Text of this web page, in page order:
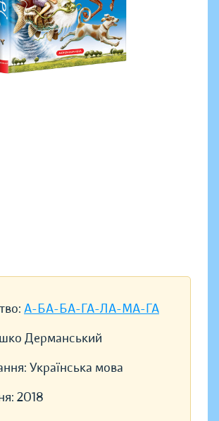
А-БА-БА-ГА-ЛА-МА-ГА
Дерманський
Українська мова
2018